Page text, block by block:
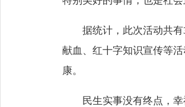
据统计，此次活动共
献血、红十字知识宣传等
康。
民生实事没有终点，